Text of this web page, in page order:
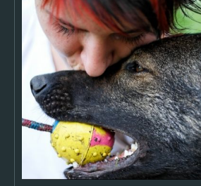
Svatby
Cestování
Výlety
Sport
RC modely
Muzikály a koncerty
Oblíbené & Výběry